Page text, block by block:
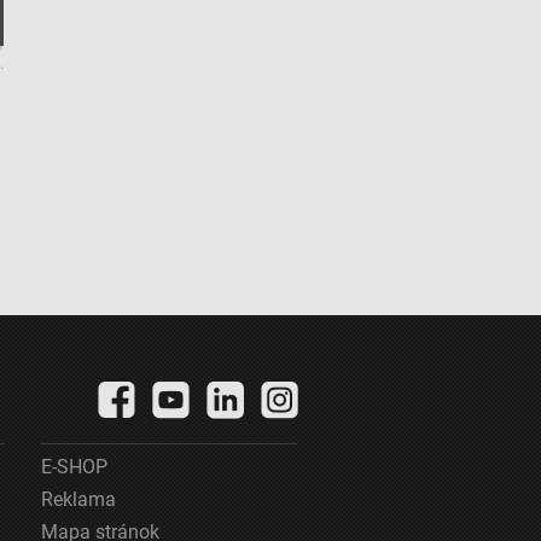
E-SHOP
Reklama
Mapa stránok